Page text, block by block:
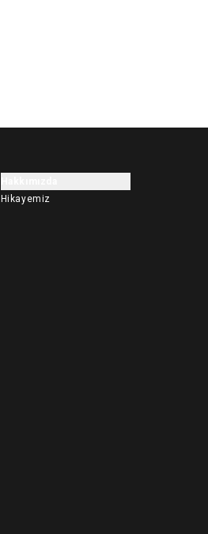
Hikayemiz